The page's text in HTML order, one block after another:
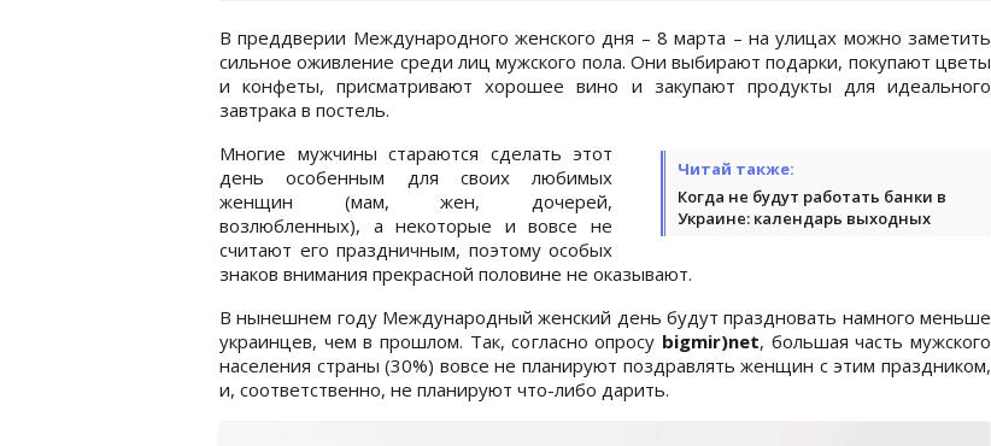
В преддверии Международного женского дня – 8 марта – на улицах можно заметить
сильное оживление среди лиц мужского пола. Они выбирают подарки, покупают цветы
и конфеты, присматривают хорошее вино и закупают продукты для идеального
завтрака в постель.
Читай также:
Когда не будут работать банки в
Украине: календарь выходных
Многие мужчины стараются сделать этот
день особенным для своих любимых
женщин (мам, жен, дочерей,
возлюбленных), а некоторые и вовсе не
считают его праздничным, поэтому особых
знаков внимания прекрасной половине не оказывают.
В нынешнем году Международный женский день будут праздновать намного меньше
украинцев, чем в прошлом. Так, согласно опросу bigmir)net, большая часть мужского
населения страны (30%) вовсе не планируют поздравлять женщин с этим праздником,
и, соответственно, не планируют что-либо дарить.